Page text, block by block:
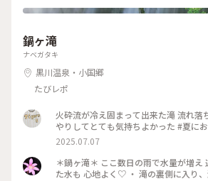
鍋ヶ滝
ナベガタキ
黒川温泉・小国郷
たびレポ
火砕流が冷え固まって出来た滝 流れ落
やりしてとても気持ちよかった #夏に
2025.07.07
＊鍋ヶ滝＊ ここ数日の雨で水量が増え
た水も 心地よく♡ ・ 滝の裏側に入り